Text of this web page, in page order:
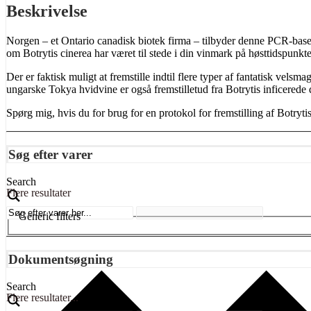
Beskrivelse
Norgen – et Ontario canadisk biotek firma – tilbyder denne PCR-
om Botrytis cinerea har været til stede i din vinmark på
Der er faktisk muligt at fremstille indtil flere typer af fantatisk
ungarske Tokya hvidvine er også fremstilletud fra Botrytis
Spørg mig, hvis du for brug for en protokol for fremstilling af
Søg efter varer
Search
Flere resultater
Generic filters
Dokumentsøgning
Search
Flere resultater...